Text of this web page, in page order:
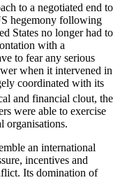
to a negotiated end to
hegemony following
States no longer had to
with a
to fear any serious
when it intervened in
coordinated with its
and financial clout, the
were able to exercise
organisations.
an international
incentives and
Its domination of